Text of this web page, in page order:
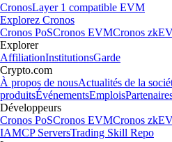
CronosLayer 1 compatible EVM
Explorez Cronos
Cronos PoSCronos EVMCronos
Explorer
AffiliationInstitutionsGarde
Crypto.com
À propos de nousActualités de la
produitsÉvénementsEmplois
Développeurs
Cronos PoSCronos EVMCronos
IAMCP ServersTrading Skill Repo